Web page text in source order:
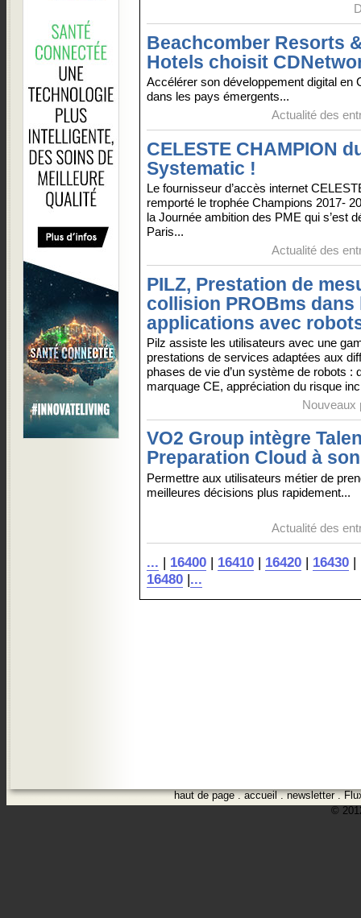
Beachcomber Resorts
Hotels choisit
Accélérer son développement digital en
dans les pays émergents...
Actualité des
CELESTE CHAMPION
Systematic !
Le fournisseur d’accès internet
remporté le trophée Champions 2017-
la Journée ambition des PME qui s’est
Paris...
Actualité des
PILZ, Prestation de
collision PROBms dans
applications avec
Pilz assiste les utilisateurs avec une
prestations de services adaptées aux
phases de vie d’un système de robots :
marquage CE, appréciation du risque
Nouveaux
VO2 Group intègre
Preparation Cloud à
Permettre aux utilisateurs métier de
meilleures décisions plus rapidement...
Actualité des
... | 16400 | 16410 | 16420 | 16430 |
16480 |...
haut de page.accueil.newsletter.
©